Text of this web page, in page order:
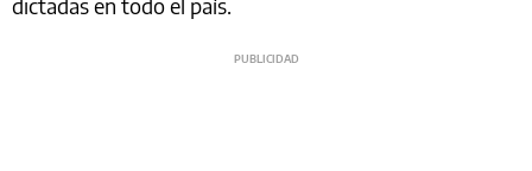
dictadas en todo el país.